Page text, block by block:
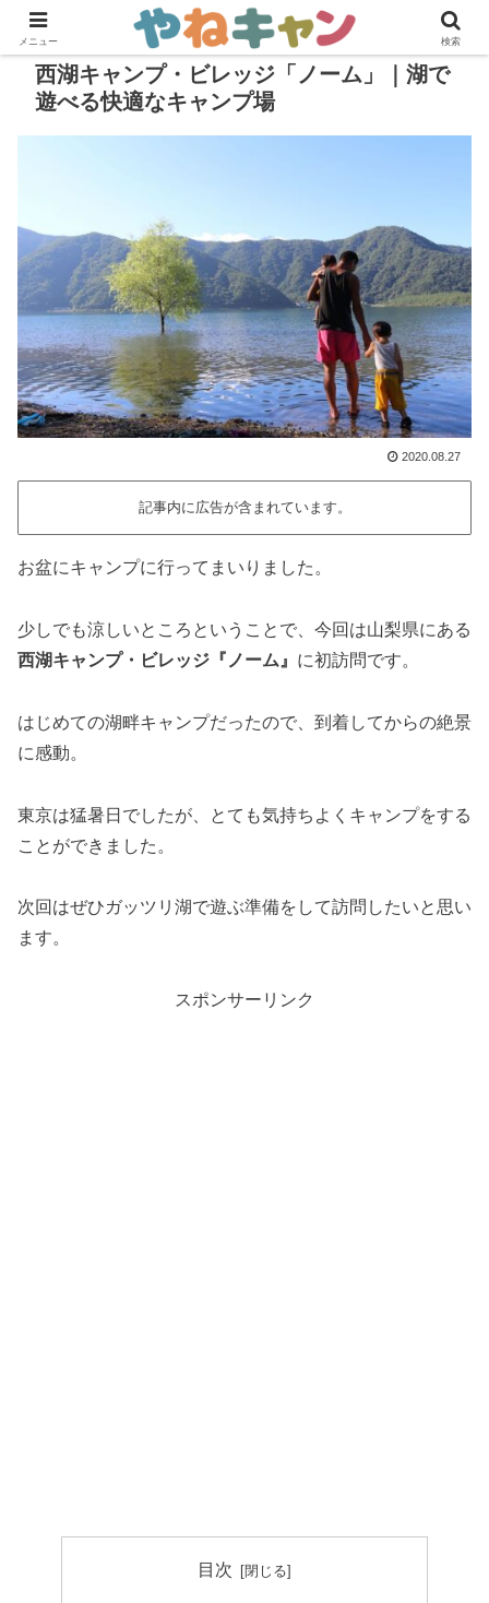
西湖キャンプ・ビレッジ「ノーム」｜湖で
遊べる快適なキャンプ場
2020.08.27
記事内に広告が含まれています。
お盆にキャンプに行ってまいりました。
少しでも涼しいところということで、今回は山梨県にある
西湖キャンプ・ビレッジ『ノーム』 に初訪問です。
はじめての湖畔キャンプだったので、到着してからの絶景
に感動。
東京は猛暑日でしたが、とても気持ちよくキャンプをする
ことができました。
次回はぜひガッツリ湖で遊ぶ準備をして訪問したいと思い
ます。
スポンサーリンク
目次
メニュー 検索